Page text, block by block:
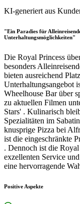
KI-generiert aus
"Ein Paradies für
Unterhaltungsmöglichkeiten"
Die Royal Princess
besonders
bieten ausreichend
Unterhaltungsangebot
Wheelhouse Bar über
zu aktuellen Filmen
Stars' . Kulinarisch
Spezialitäten im
knusprige Pizza bei
ist die eingeschränkte
. Dennoch ist die
exzellenten Service
eine hervorragende
Positive Aspekte